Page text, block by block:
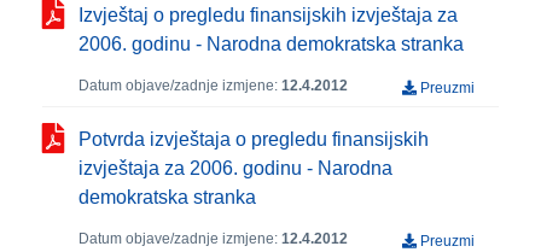
Izvještaj o pregledu finansijskih izvještaja za
2006. godinu - Narodna demokratska stranka
Datum objave/zadnje izmjene: 12.4.2012 Preuzmi
Potvrda izvještaja o pregledu finansijskih
izvještaja za 2006. godinu - Narodna
demokratska stranka
Datum objave/zadnje izmjene: 12.4.2012 Preuzmi